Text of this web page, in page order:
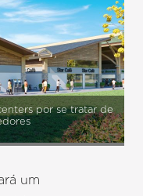
por se tratar de
USA
um